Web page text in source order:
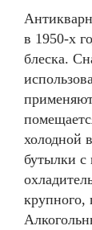
в 1950-х
блеска.
холодной
бутылки
крупного,